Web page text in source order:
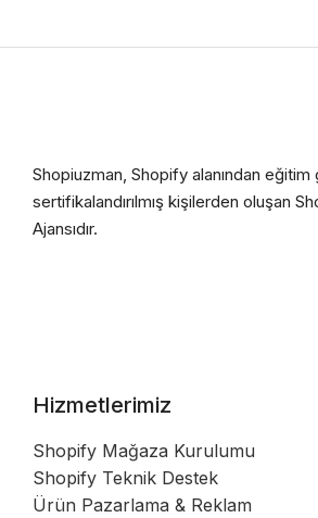
Shopiuzman, Shopify alanından eğitim
sertifikalandırılmış kişilerden oluşan
Ajansıdır.
Hizmetlerimiz
Shopify Mağaza Kurulumu
Shopify Teknik Destek
Ürün Pazarlama & Reklam